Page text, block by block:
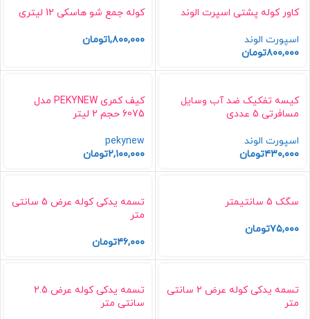
کاور کوله پشتی اسپرت الوند
اسپورت الوند
۸۰۰,۰۰۰تومان
کوله جمع شو هاسکی 12 لیتری
۱,۸۰۰,۰۰۰تومان
کیسه تفکیک ضد آب وسایل
مسافرتی 5 عددی
اسپورت الوند
۴۳۰,۰۰۰تومان
کیف کمری PEKYNEW مدل
6075 حجم 2 لیتر
pekynew
۲,۱۰۰,۰۰۰تومان
سگک 5 سانتیمتر
۷۵,۰۰۰تومان
تسمه یدکی کوله عرض 5 سانتی
متر
۴۶,۰۰۰تومان
تسمه یدکی کوله عرض ۲ سانتی
متر
تسمه یدکی کوله عرض 2.5
سانتی متر